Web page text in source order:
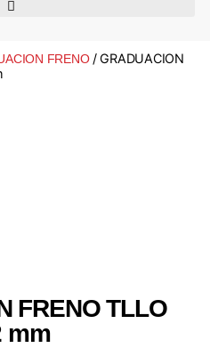
FRENO/ GRADUACION
FRENO TLLO
mm